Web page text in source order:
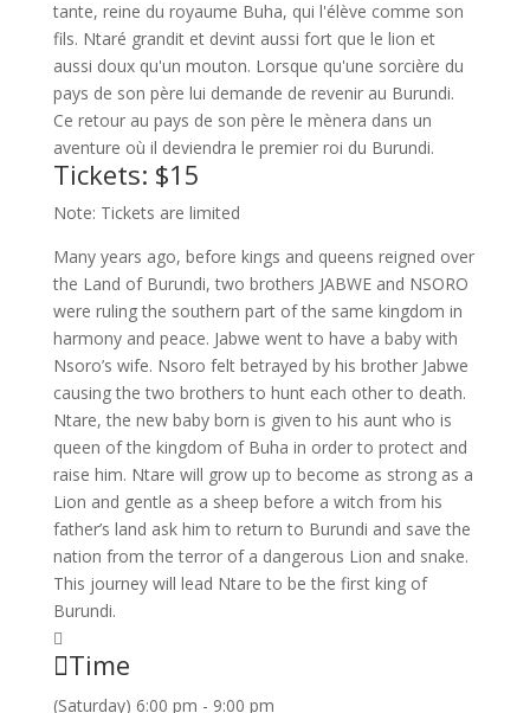
tante, reine du royaume Buha, qui l'élève comme son
fils. Ntaré grandit et devint aussi fort que le lion et
aussi doux qu'un mouton. Lorsque qu'une sorcière du
pays de son père lui demande de revenir au Burundi.
Ce retour au pays de son père le mènera dans un
aventure où il deviendra le premier roi du Burundi.
Tickets: $15
Note: Tickets are limited
Many years ago, before kings and queens reigned over
the Land of Burundi, two brothers JABWE and NSORO
were ruling the southern part of the same kingdom in
harmony and peace. Jabwe went to have a baby with
Nsoro’s wife. Nsoro felt betrayed by his brother Jabwe
causing the two brothers to hunt each other to death.
Ntare, the new baby born is given to his aunt who is
queen of the kingdom of Buha in order to protect and
raise him. Ntare will grow up to become as strong as a
Lion and gentle as a sheep before a witch from his
father’s land ask him to return to Burundi and save the
nation from the terror of a dangerous Lion and snake.
This journey will lead Ntare to be the first king of
Burundi.
Time
(Saturday) 6:00 pm - 9:00 pm